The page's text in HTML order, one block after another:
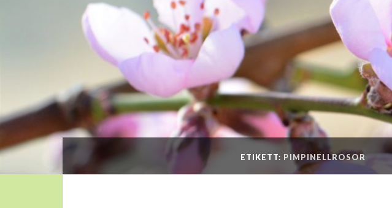
ETIKETT: PIMPINELLROSOR